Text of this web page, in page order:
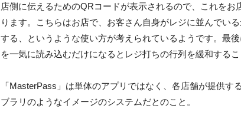
店側に伝えるためのQRコードが表示されるので、これをお
ります。こちらはお店で、お客さん自身がレジに並んでい
する、というような使い方が考えられているようです。最
を一気に読み込むだけになるとレジ打ちの行列を緩和するこ
「MasterPass」は単体のアプリではなく、各店舗が提供す
ブラリのようなイメージのシステムだとのこと。